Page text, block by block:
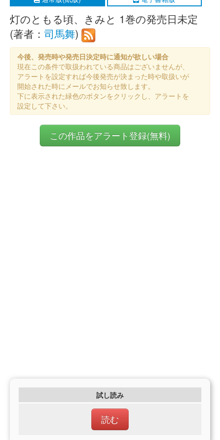
灯のともる頃、きみと 1巻の発売日未定
(著者： 司馬舞)
今後、発売時や発売日決定時に通知が欲しい場合
現在この条件で取扱われている商品はございませんが、
アラートを設定すれば今後発売が決まった時や取扱いが
開始された時にメールでお知らせ致します。
下に表示された緑色のボタンをクリックし、アラートを
設定して下さい。
この作品をアラート登録(無料)
試し読み
読む